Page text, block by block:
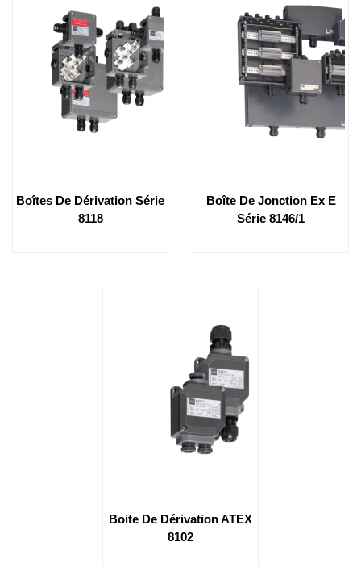
Boîtes De Dérivation Série
8118
Boîte De Jonction Ex E
Série 8146/1
Boite De Dérivation ATEX
8102